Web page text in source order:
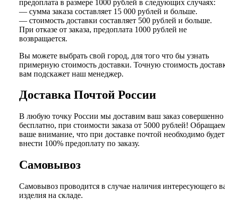
предоплата в размере 1000 рублей в следующих случаях:
— сумма заказа составляет 15 000 рублей и больше.
— стоимость доставки составляет 500 рублей и больше.
При отказе от заказа, предоплата 1000 рублей не
возвращается.
Вы можете выбрать свой город, для того что бы узнать
примерную стоимость доставки. Точную стоимость
вам подскажет наш менеджер.
Доставка Почтой России
В любую точку России мы доставим ваш заказ совершенно
бесплатно, при стоимости заказа от 5000 рублей!
ваше внимание, что при доставке почтой необходимо будет
внести 100% предоплату по заказу.
Самовывоз
Самовывоз проводится в случае наличия интересующего
изделия на складе.